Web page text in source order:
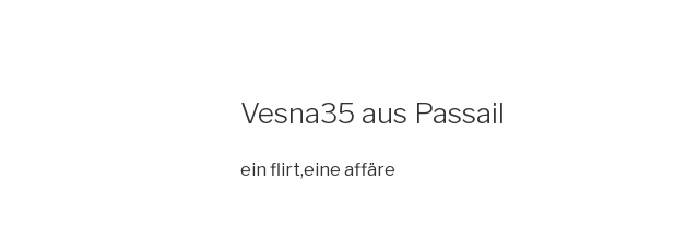
Vesna35 aus Passail
ein flirt,eine affäre